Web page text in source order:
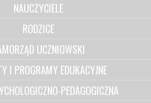
NAUCZYCIELE
RODZICE
UCZNIOWSKI
I PROGRAMY EDUKACYJNE
PEDAGOGICZNA